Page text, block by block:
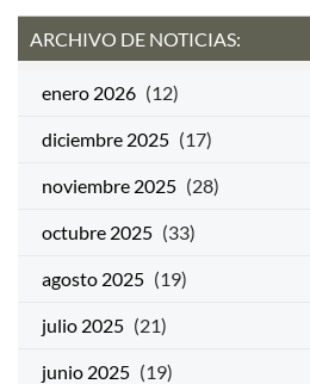
ARCHIVO DE NOTICIAS:
enero 2026 (12)
diciembre 2025 (17)
noviembre 2025 (28)
octubre 2025 (33)
agosto 2025 (19)
julio 2025 (21)
junio 2025 (19)